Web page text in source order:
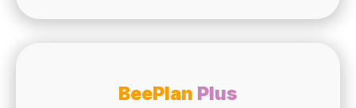
BeePlan Plus